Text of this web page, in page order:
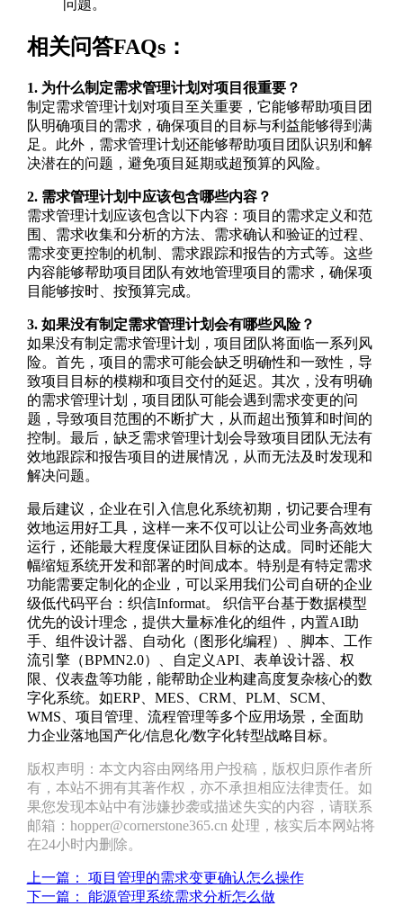
问题。
相关问答FAQs：
1. 为什么制定需求管理计划对项目很重要？
制定需求管理计划对项目至关重要，它能够帮助项目团
队明确项目的需求，确保项目的目标与利益能够得到满
足。此外，需求管理计划还能够帮助项目团队识别和解
决潜在的问题，避免项目延期或超预算的风险。
2. 需求管理计划中应该包含哪些内容？
需求管理计划应该包含以下内容：项目的需求定义和范
围、需求收集和分析的方法、需求确认和验证的过程、
需求变更控制的机制、需求跟踪和报告的方式等。这些
内容能够帮助项目团队有效地管理项目的需求，确保项
目能够按时、按预算完成。
3. 如果没有制定需求管理计划会有哪些风险？
如果没有制定需求管理计划，项目团队将面临一系列风
险。首先，项目的需求可能会缺乏明确性和一致性，导
致项目目标的模糊和项目交付的延迟。其次，没有明确
的需求管理计划，项目团队可能会遇到需求变更的问
题，导致项目范围的不断扩大，从而超出预算和时间的
控制。最后，缺乏需求管理计划会导致项目团队无法有
效地跟踪和报告项目的进展情况，从而无法及时发现和
解决问题。
最后建议，企业在引入信息化系统初期，切记要合理有
效地运用好工具，这样一来不仅可以让公司业务高效地
运行，还能最大程度保证团队目标的达成。同时还能大
幅缩短系统开发和部署的时间成本。特别是有特定需求
功能需要定制化的企业，可以采用我们公司自研的企业
级低代码平台：织信Informat。 织信平台基于数据模型
优先的设计理念，提供大量标准化的组件，内置AI助
手、组件设计器、自动化（图形化编程）、脚本、工作
流引擎（BPMN2.0）、自定义API、表单设计器、权
限、仪表盘等功能，能帮助企业构建高度复杂核心的数
字化系统。如ERP、MES、CRM、PLM、SCM、
WMS、项目管理、流程管理等多个应用场景，全面助
力企业落地国产化/信息化/数字化转型战略目标。
版权声明：本文内容由网络用户投稿，版权归原作者所
有，本站不拥有其著作权，亦不承担相应法律责任。如
果您发现本站中有涉嫌抄袭或描述失实的内容，请联系
邮箱：hopper@cornerstone365.cn 处理，核实后本网站将
在24小时内删除。
上一篇： 项目管理的需求变更确认怎么操作
下一篇： 能源管理系统需求分析怎么做